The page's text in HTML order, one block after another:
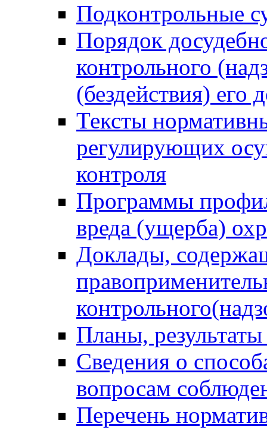
Подконтрольные
Порядок
контрольного
(бездействия)
Тексты
регулирующих
контроля
Программы
вреда (ущерба)
Доклады,
Планы,
Сведения о
вопросам
Перечень